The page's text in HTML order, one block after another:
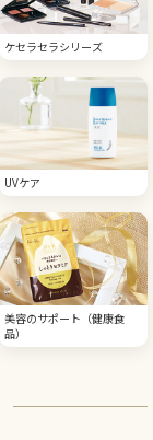
ケセラセラシリーズ
UVケア
美容のサポート（健康食
品）